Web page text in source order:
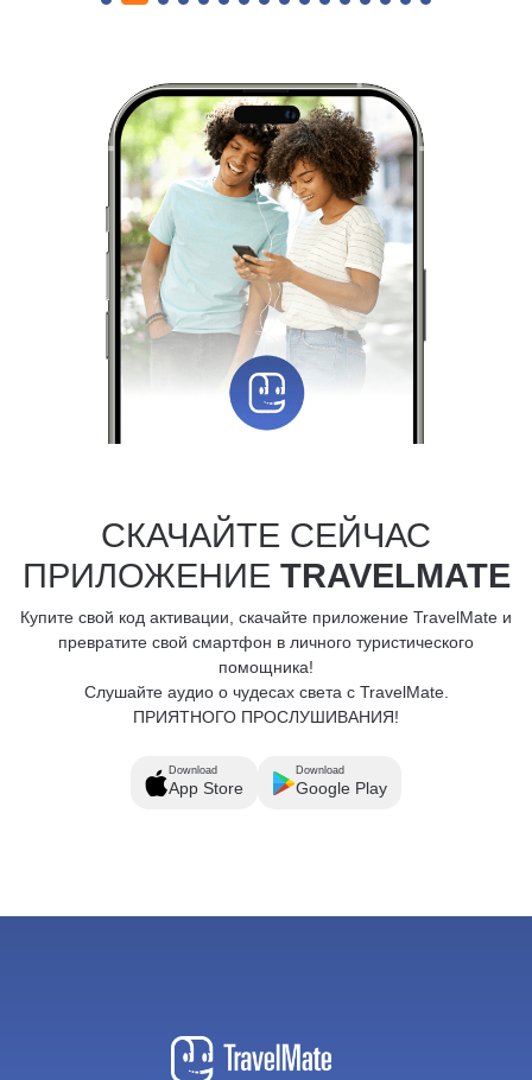
СКАЧАЙТЕ СЕЙЧАС
ПРИЛОЖЕНИЕ TRAVELMATE
Купите свой код активации, скачайте приложение TravelMate и
превратите свой смартфон в личного туристического
помощника!
Слушайте аудио о чудесах света с TravelMate.
ПРИЯТНОГО ПРОСЛУШИВАНИЯ!
Download
App Store
Download
Google Play